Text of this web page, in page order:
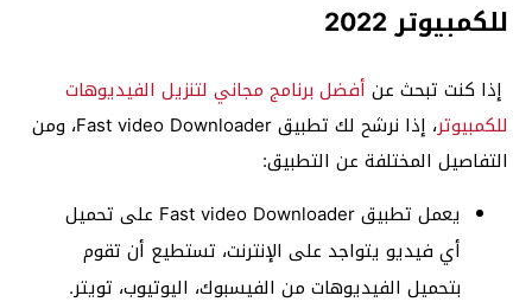
للكمبيوتر 2022
إذا كنت تبحث عن أفضل برنامج مجاني لتنزيل الفيديوهات
للكمبيوتر
، إذا نرشح لك تطبيق Fast video Downloader، ومن
التفاصيل المختلفة عن التطبيق:
يعمل تطبيق Fast video Downloader على تحميل
أي فيديو يتواجد على الإنترنت، تستطيع أن تقوم
بتحميل الفيديوهات من الفيسبوك، اليوتيوب، تويتر.